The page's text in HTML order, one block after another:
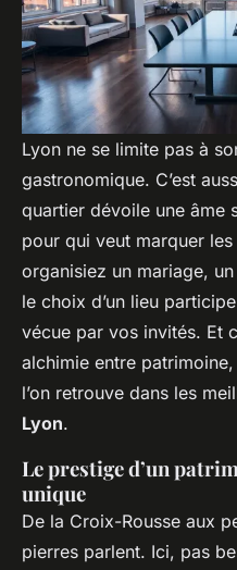
Lyon ne se limite pas à
gastronomique. C’est
quartier dévoile une âme
pour qui veut marquer
organisiez un mariage,
le choix d’un lieu
vécue par vos invités. Et
alchimie entre
l’on retrouve dans les
Lyon.
Le prestige d’un
unique
De la Croix-Rousse aux
pierres parlent. Ici, pas